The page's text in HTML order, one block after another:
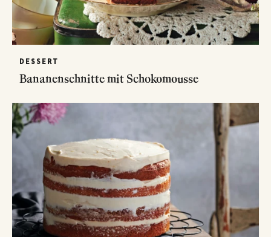
DESSERT
Bananenschnitte mit Schokomousse